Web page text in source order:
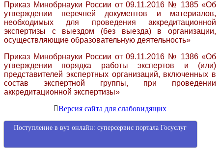
Приказ Минобрнауки России от 09.11.2016 № 1385 «Об
утверждении перечней документов и материалов,
необходимых для проведения аккредитационной
экспертизы с выездом (без выезда) в организации,
осуществляющие образовательную деятельность»
Приказ Минобрнауки России от 09.11.2016 № 1386 «Об
утверждении порядка работы экспертов и (или)
представителей экспертных организаций, включенных в
состав экспертной группы, при проведении
аккредитационной экспертизы»
Версия сайта для слабовидящих
Поступление в вуз онлайн: суперсервис портала Госуслуг